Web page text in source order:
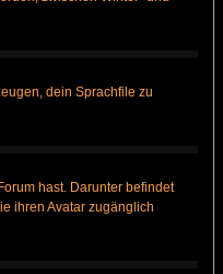
dein Sprachfile zu
hast. Darunter befindet
ihren Avatar zugänglich